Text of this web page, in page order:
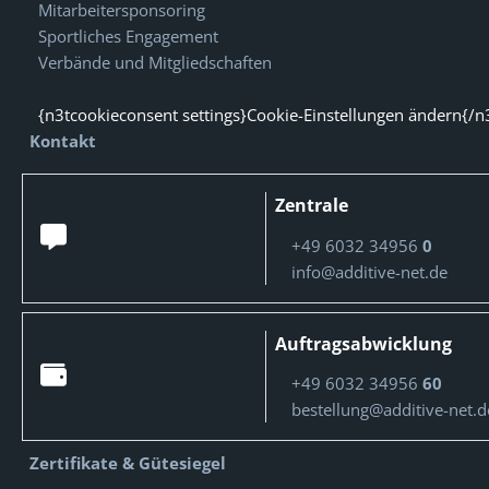
Mitarbeitersponsoring
Sportliches Engagement
Verbände und Mitgliedschaften
{n3tcookieconsent settings}Cookie-Einstellungen ändern{/
Kontakt
Zentrale
+49 6032 349560
info@additive-net.de
Auftragsabwicklung
+49 6032 3495660
bestellung@additive-
Zertifikate & Gütesiegel